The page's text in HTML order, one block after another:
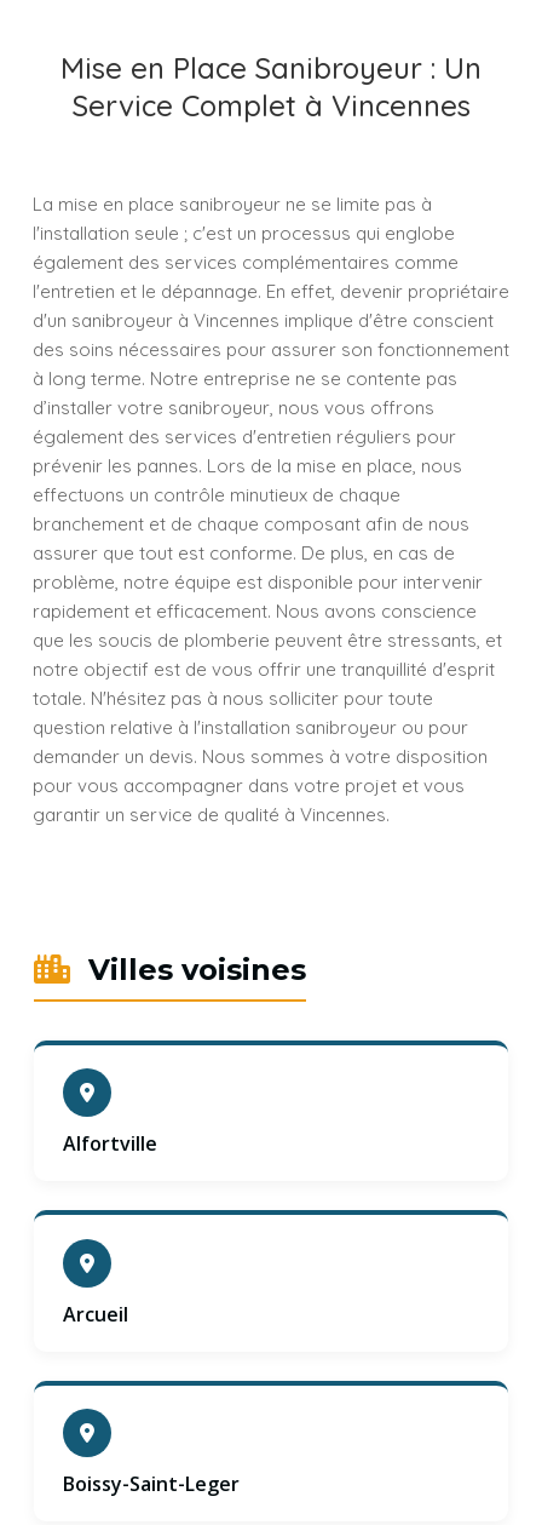
Mise en Place Sanibroyeur : Un
Service Complet à Vincennes
La mise en place sanibroyeur ne se limite pas à
l'installation seule ; c'est un processus qui englobe
également des services complémentaires comme
l'entretien et le dépannage. En effet, devenir propriétaire
d'un sanibroyeur à Vincennes implique d'être conscient
des soins nécessaires pour assurer son fonctionnement
à long terme. Notre entreprise ne se contente pas
d’installer votre sanibroyeur, nous vous offrons
également des services d'entretien réguliers pour
prévenir les pannes. Lors de la mise en place, nous
effectuons un contrôle minutieux de chaque
branchement et de chaque composant afin de nous
assurer que tout est conforme. De plus, en cas de
problème, notre équipe est disponible pour intervenir
rapidement et efficacement. Nous avons conscience
que les soucis de plomberie peuvent être stressants, et
notre objectif est de vous offrir une tranquillité d'esprit
totale. N'hésitez pas à nous solliciter pour toute
question relative à l'installation sanibroyeur ou pour
demander un devis. Nous sommes à votre disposition
pour vous accompagner dans votre projet et vous
garantir un service de qualité à Vincennes.
Villes voisines
Alfortville
Arcueil
Boissy-Saint-Leger